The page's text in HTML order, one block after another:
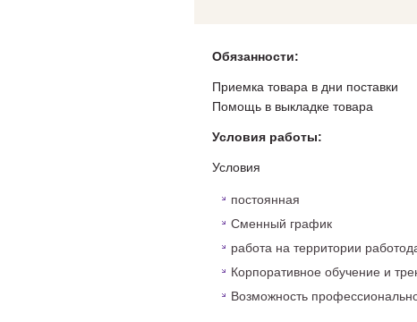
Обязанности:
Приемка товара в дни поставки
Помощь в выкладке товара
Условия работы:
Условия
постоянная
Сменный график
работа на территории
Корпоративное обучение и
Возможность